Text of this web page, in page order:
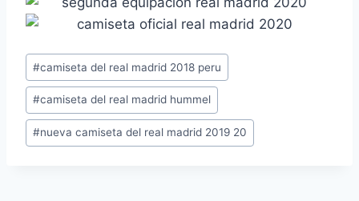
Etiquetas
de
la
entrada:
#camiseta del real madrid 2018 peru
#camiseta del real madrid hummel
#nueva camiseta del real madrid 2019 20